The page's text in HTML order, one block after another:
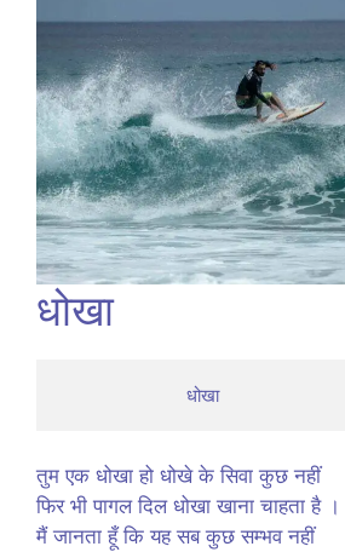
धोखा
                          धोखा
तुम एक धोखा हो धोखे के सिवा कुछ नहीं
फिर भी पागल दिल धोखा खाना चाहता है ।
मैं जानता हूँ कि यह सब कुछ सम्भव नहीं